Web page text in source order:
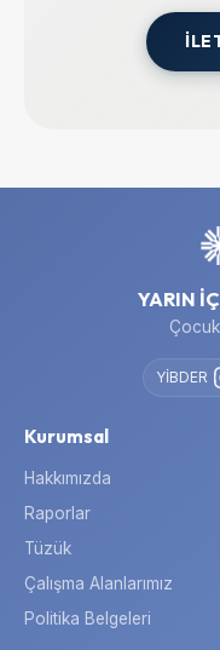
YARIN
YİBDER
Kurumsal
Hakkımızda
Raporlar
Tüzük
Çalışma Alanlarımız
Politika Belgeleri